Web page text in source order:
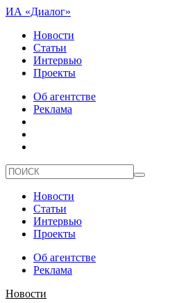
ИА «Диалог»
Новости
Статьи
Интервью
Проекты
Об агентстве
Реклама
Новости
Статьи
Интервью
Проекты
Об агентстве
Реклама
Новости